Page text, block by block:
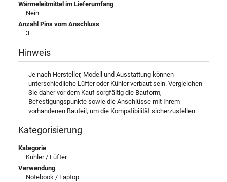
Wärmeleitmittel im Lieferumfang
Nein
Anzahl Pins vom Anschluss
3
Hinweis
Je nach Hersteller, Modell und Ausstattung können
unterschiedliche Lüfter oder Kühler verbaut sein. Vergleichen
Sie daher vor dem Kauf sorgfältig die Bauform,
Befestigungspunkte sowie die Anschlüsse mit Ihrem
vorhandenen Bauteil, um die Kompatibilität sicherzustellen.
Kategorisierung
Kategorie
Kühler / Lüfter
Verwendung
Notebook / Laptop